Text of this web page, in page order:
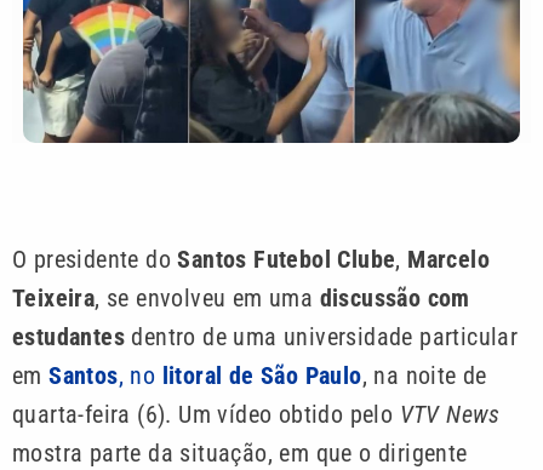
O presidente doSantos Futebol Clube, Marcelo
Teixeira, se envolveu em uma discussão com
estudantes dentro de uma universidade particular
emSantos, no litoral de São Paulo, na noite de
quarta-feira (6). Um vídeo obtido pelo VTV News
mostra parte da situação, em que o dirigente